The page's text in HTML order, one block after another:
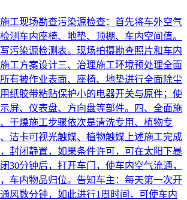
工现场勘查污染源检查：首先将车外空气
测车内座椅、地垫、顶棚、车内空间值。
污染源检测表。现场拍摄勘查照片和车内
工方案设计三、治理施工环境预处理全面
有被作业表面、座椅、地垫进行全面除尘
纸胶带粘贴保护小的电器开关与原件；使
屏、仪表盘、方向盘等部件。四、全面施
干燥施工步骤依次是清洗专用、植物专
洁卡可视光触媒、植物触媒上述施工完成
封闭静置，如果条件许可，可在太阳下暴
30分钟后，打开车门，使车内空气流通，
车内物品归位。告知车主：每天第一次开
风数分钟，如此进行1周时间，可使车内